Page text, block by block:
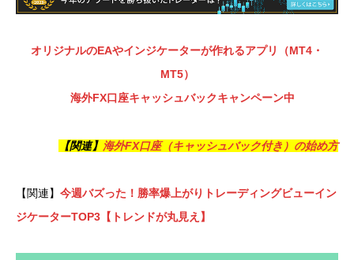
オリジナルのEAやインジケーターが作れるアプリ（MT4・
MT5）
海外FX口座キャッシュバックキャンペーン中
【関連】 海外FX口座（キャッシュバック付き）の始め方
【関連】 今週バズった！勝率爆上がりトレーディングビューイン
ジケーターTOP3【トレンドが丸見え】